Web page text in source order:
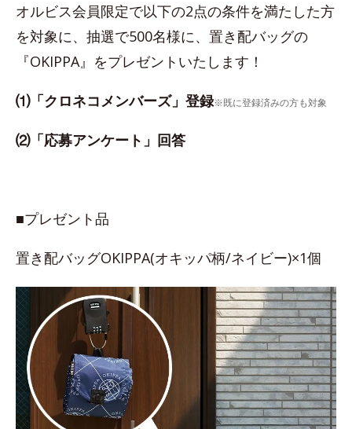
オルビス会員限定で以下の2点の条件を満たした方
を対象に、抽選で500名様に、置き配バッグの
『OKIPPA』をプレゼントいたします！
⑴「クロネコメンバーズ」登録※既に登録済みの方も対象
⑵「応募アンケート」回答
■プレゼント品
置き配バッグOKIPPA(オキッパ柄/ネイビー)×1個